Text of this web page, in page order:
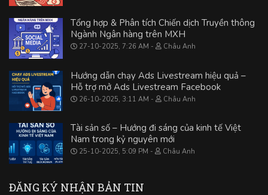
Tổng hợp & Phân tích Chiến dịch Truyền thông
Ngành Ngân hàng trên MXH
27-10-2025, 7:26 AM Châu Anh
Hướng dẫn chạy Ads Livestream hiệu quả –
Hỗ trợ mở Ads Livestream Facebook
26-10-2025, 3:11 AM Châu Anh
Tài sản số – Hướng đi sáng của kinh tế Việt
Nam trong kỷ nguyên mới
25-10-2025, 5:09 PM Châu Anh
ĐĂNG KÝ NHẬN BẢN TIN